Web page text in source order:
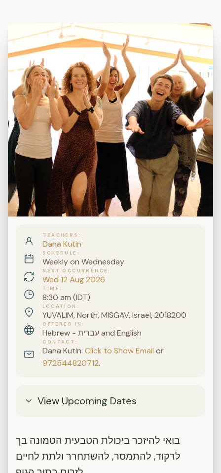
TEACHERS
Dana Kutin
SCHEDULE
Weekly on Wednesday
NEXT OCCURRENCE
Wed 12 Aug 2026
TIME
8:30 am (IDT)
LOCATION
YUVALIM, North, MISGAV, Israel, 2018200
OFFERED IN
Hebrew - עברית and English
CONTACT
Dana Kutin:Click to Show Email or
972544820712.
View Upcoming Dates
בואי להיזכר ביכולת הטבעית הטמונה בך
לרקוד, להתמסר, להשתחרר ולתת לחיים